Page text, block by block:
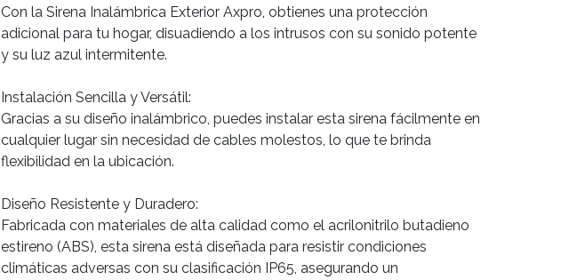
Con la Sirena Inalámbrica Exterior Axpro, obtienes una protección
adicional para tu hogar, disuadiendo a los intrusos con su sonido potente
y su luz azul intermitente.
Instalación Sencilla y Versátil:
Gracias a su diseño inalámbrico, puedes instalar esta sirena fácilmente en
cualquier lugar sin necesidad de cables molestos, lo que te brinda
flexibilidad en la ubicación.
Diseño Resistente y Duradero:
Fabricada con materiales de alta calidad como el acrilonitrilo butadieno
estireno (ABS), esta sirena está diseñada para resistir condiciones
climáticas adversas con su clasificación IP65, asegurando un